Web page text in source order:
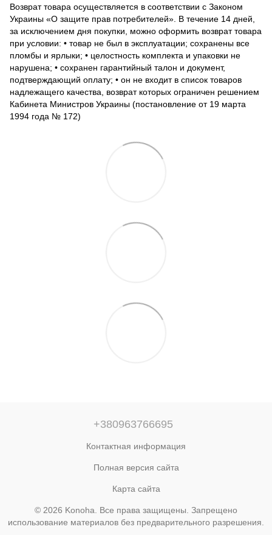
Возврат товара осуществляется в соответствии с Законом
Украины «О защите прав потребителей». В течение 14 дней,
за исключением дня покупки, можно оформить возврат товара
при условии: • товар не был в эксплуатации; сохранены все
пломбы и ярлыки; • целостность комплекта и упаковки не
нарушена; • сохранен гарантийный талон и документ,
подтверждающий оплату; • он не входит в список товаров
надлежащего качества, возврат которых ограничен решением
Кабинета Министров Украины (постановление от 19 марта
1994 года № 172)
+380963766695
Контактная информация
Полная версия сайта
Карта сайта
© 2026 Konoha. Все права защищены. Запрещено
использование материалов без предварительного разрешения.